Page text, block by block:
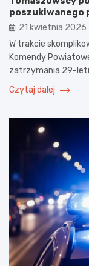
poszukiwanego
21 kwietnia 2026
W trakcie
Komendy
zatrzymania 29-
Czytaj dalej